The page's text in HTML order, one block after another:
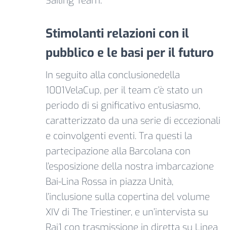
Stimolanti relazioni con il
pubblico e le basi per il futuro
In seguito alla conclusionedella
1001VelaCup, per il team c’è stato un
periodo di si gnificativo entusiasmo,
caratterizzato da una serie di eccezionali
e coinvolgenti eventi. Tra questi la
partecipazione alla Barcolana con
l’esposizione della nostra imbarcazione
Bai-Lina Rossa in piazza Unità,
l’inclusione sulla copertina del volume
XIV di The Triestiner, e un’intervista su
Rai1 con trasmissione in diretta su Linea